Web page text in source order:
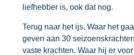
liefhebber is, ook dat nog.
Terug naar het ijs. Waar het
geven aan 30
vaste krachten. Waar hij er